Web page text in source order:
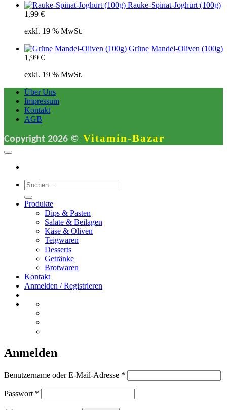
Rauke-Spinat-Joghurt (100g)
1,99 €
exkl. 19 % MwSt.
Grüne Mandel-Oliven (100g)
1,99 €
exkl. 19 % MwSt.
Über Uns
Impressum
Kontakt
AGB
Copyright 2026 © Vitamin-Bazar
Suchen
nach:
Produkte
Dips & Pasten
Salate & Beilagen
Käse & Oliven
Teigwaren
Desserts
Getränke
Brotwaren
Kontakt
Anmelden / Registrieren
Anmelden
Benutzername oder E-Mail-Adresse *
Passwort *